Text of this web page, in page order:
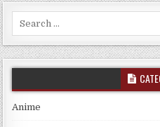
Search for:
Anime